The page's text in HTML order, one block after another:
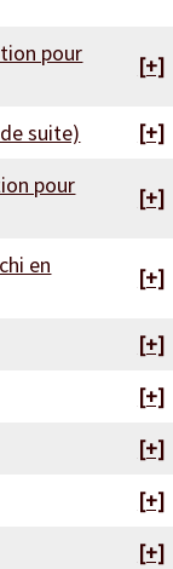
pour
[+]
suite)
[+]
pour
[+]
en
[+]
[+]
[+]
[+]
[+]
[+]